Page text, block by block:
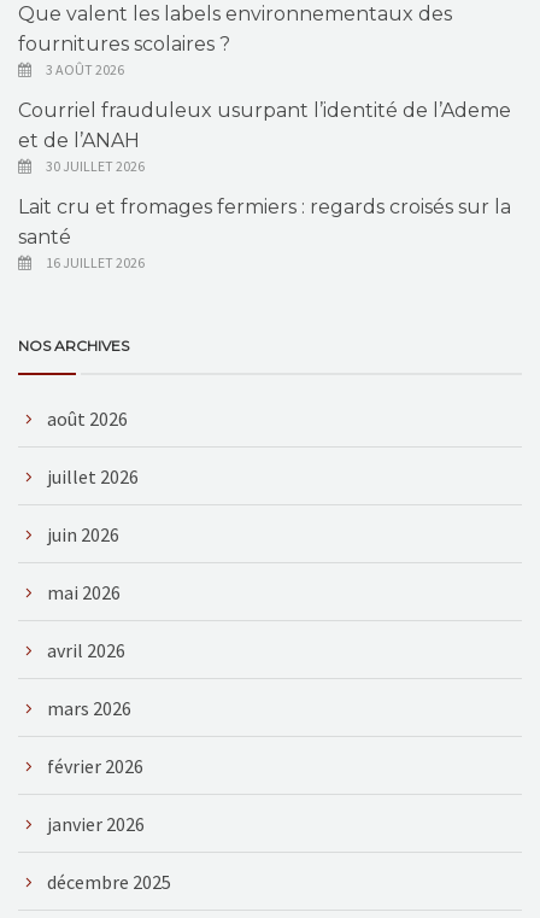
Que valent les labels environnementaux des
fournitures scolaires ?
3 AOÛT 2026
Courriel frauduleux usurpant l’identité de l’Ademe
et de l’ANAH
30 JUILLET 2026
Lait cru et fromages fermiers : regards croisés sur la
santé
16 JUILLET 2026
NOS ARCHIVES
août 2026
juillet 2026
juin 2026
mai 2026
avril 2026
mars 2026
février 2026
janvier 2026
décembre 2025